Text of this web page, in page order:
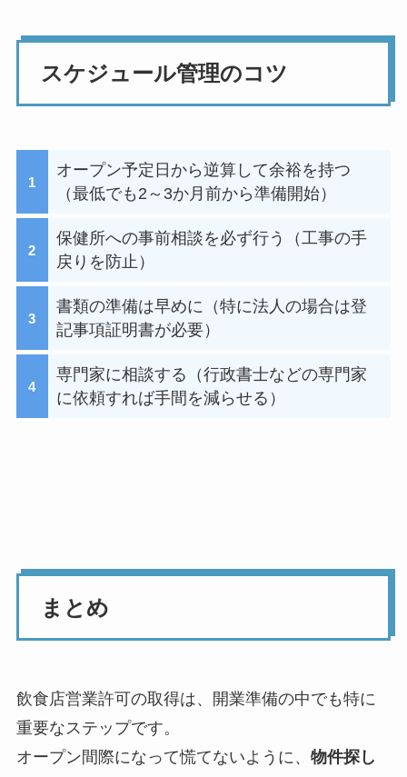
スケジュール管理のコツ
オープン予定日から逆算して余裕を持つ
（最低でも2～3か月前から準備開始）
保健所への事前相談を必ず行う（工事の手
戻りを防止）
書類の準備は早めに（特に法人の場合は登
記事項証明書が必要）
専門家に相談する（行政書士などの専門家
に依頼すれば手間を減らせる）
まとめ
飲食店営業許可の取得は、開業準備の中でも特に
重要なステップです。
オープン間際になって慌てないように、 物件探し